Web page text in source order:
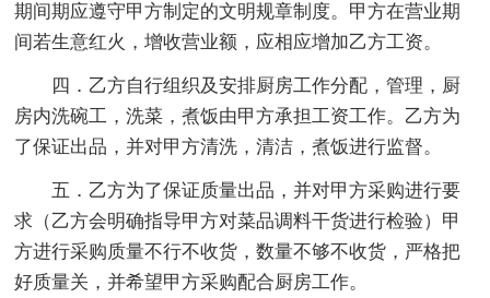
期间期应遵守甲方制定的文明规章制度。甲方在营业期
间若生意红火，增收营业额，应相应增加乙方工资。
四．乙方自行组织及安排厨房工作分配，管理，厨
房内洗碗工，洗菜，煮饭由甲方承担工资工作。乙方为
了保证出品，并对甲方清洗，清洁，煮饭进行监督。
五．乙方为了保证质量出品，并对甲方采购进行要
求（乙方会明确指导甲方对菜品调料干货进行检验）甲
方进行采购质量不行不收货，数量不够不收货，严格把
好质量关，并希望甲方采购配合厨房工作。